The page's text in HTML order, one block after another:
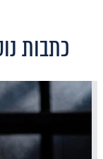
כתבות